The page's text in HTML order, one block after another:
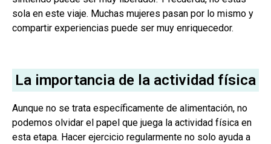
sola en este viaje. Muchas mujeres pasan por lo mismo y
compartir experiencias puede ser muy enriquecedor.
La importancia de la actividad física
Aunque no se trata específicamente de alimentación, no
podemos olvidar el papel que juega la actividad física en
esta etapa. Hacer ejercicio regularmente no solo ayuda a